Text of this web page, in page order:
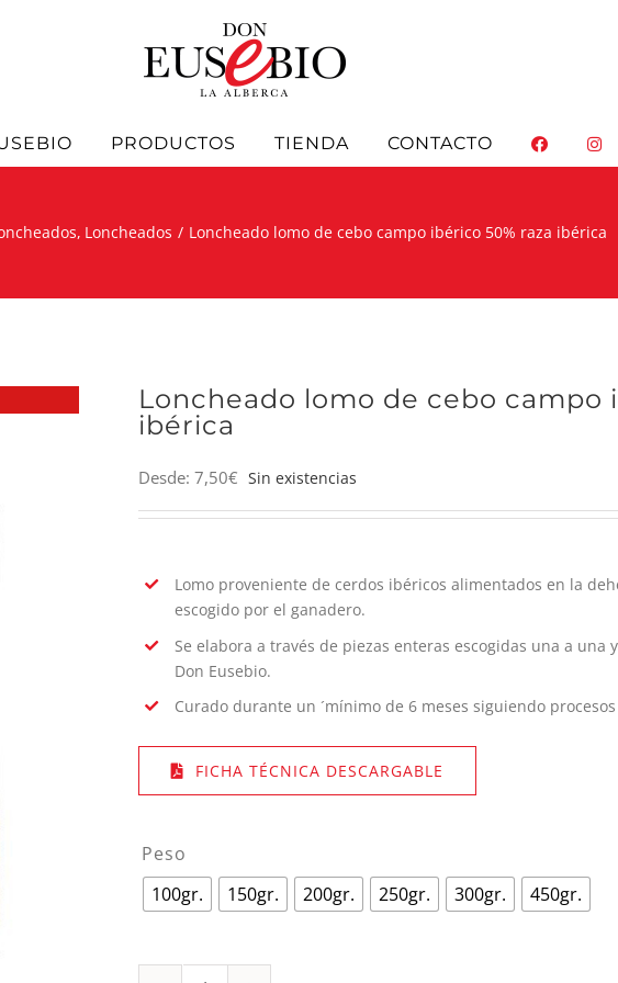
PRODUCTOS TIENDA CONTACTO
Loncheados Loncheado lomo de cebo campo ibérico 50% raza ibérica
Loncheado lomo de cebo campo
ibérica
Desde: 7,50€ Sin existencias
Lomo proveniente de cerdos ibéricos alimentados en la
escogido por el ganadero.
Se elabora a través de piezas enteras escogidas una a
Don Eusebio.
Curado durante un ´mínimo de 6 meses siguiendo
FICHA TÉCNICA DESCARGABLE
Peso
100gr. 150gr. 200gr. 250gr. 300gr. 450gr.